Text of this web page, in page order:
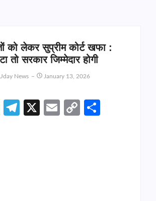
को लेकर सुप्रीम कोर्ट खफा :
तो सरकार जिम्मेदार होगी
News January 13, 2026
WhatsApp
Telegram
X EmailCopy